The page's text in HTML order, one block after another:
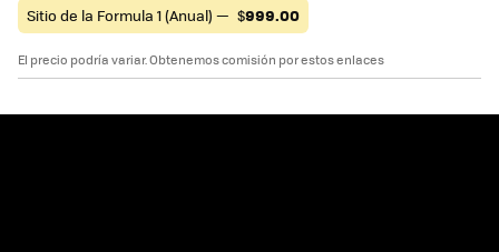
Sitio de la Formula 1 (Anual) — $999.00
El precio podría variar. Obtenemos comisión por estos enlaces